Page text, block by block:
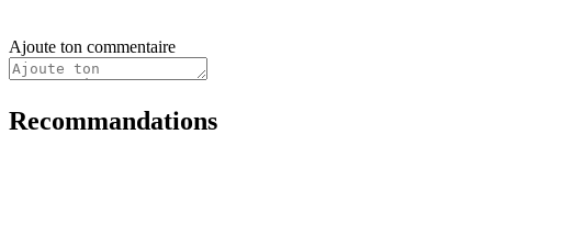
Ajoute ton commentaire
Recommandations